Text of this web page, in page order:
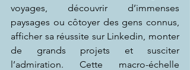
voyages, découvrir d’immenses
paysages ou côtoyer des gens connus,
afficher sa réussite sur Linkedin, monter
de grands projets et susciter
l’admiration. Cette macro-échelle